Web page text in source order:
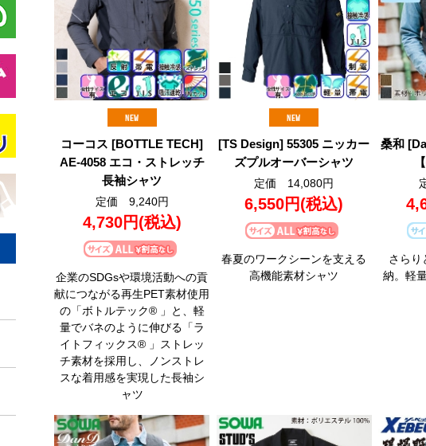
コーコス [BOTTLE TECH]
AE-4058 エコ・ストレッチ
長袖シャツ
定価 9,240円
4,730円(税込)
企業のSDGsや環境活動への貢
献につながる再生PET素材使用
の「ボトルテック® 」と、軽
量でバネのように伸びる「ラ
イトフィックス® 」ストレッ
チ素材を採用し、ノンストレ
スな着用感を実現した長袖シ
ャツ
[TS Design] 55305 ニッカー
ズプルオーバーシャツ
定価 14,080円
6,550円(税込)
春夏のワークシーンを支える
高機能素材シャツ
桑和
さらり
納。軽